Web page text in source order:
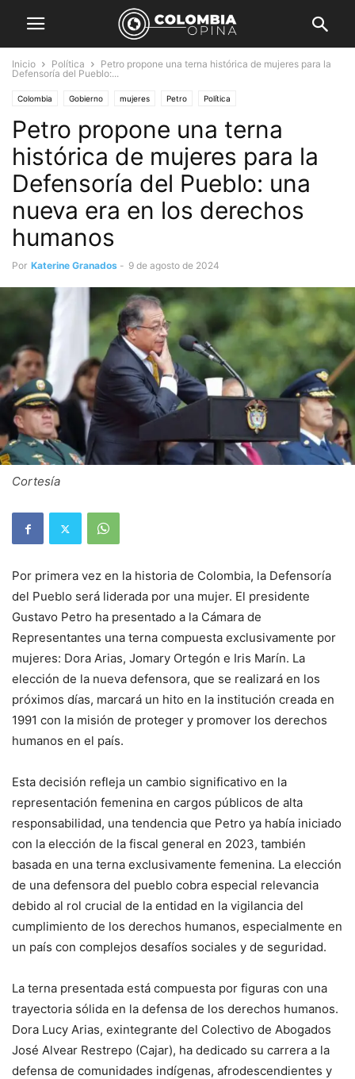
Inicio Política
Petro propone una terna histórica de mujeres para la
Defensoría del Pueblo:...
Colombia Gobierno mujeres Petro Política
Petro propone una terna
histórica de mujeres para la
Defensoría del Pueblo: una
nueva era en los derechos
humanos
Por Katerine Granados - 9 de agosto de 2024
Cortesía
Por primera vez en la historia de Colombia, la Defensoría
del Pueblo será liderada por una mujer. El presidente
Gustavo Petro ha presentado a la Cámara de
Representantes una terna compuesta exclusivamente por
mujeres: Dora Arias, Jomary Ortegón e Iris Marín. La
elección de la nueva defensora, que se realizará en los
próximos días, marcará un hito en la institución creada en
1991 con la misión de proteger y promover los derechos
humanos en el país.
Esta decisión refleja un cambio significativo en la
representación femenina en cargos públicos de alta
responsabilidad, una tendencia que Petro ya había iniciado
con la elección de la fiscal general en 2023, también
basada en una terna exclusivamente femenina. La elección
de una defensora del pueblo cobra especial relevancia
debido al rol crucial de la entidad en la vigilancia del
cumplimiento de los derechos humanos, especialmente en
un país con complejos desafíos sociales y de seguridad.
La terna presentada está compuesta por figuras con una
trayectoria sólida en la defensa de los derechos humanos.
Dora Lucy Arias, exintegrante del Colectivo de Abogados
José Alvear Restrepo (Cajar), ha dedicado su carrera a la
defensa de comunidades indígenas, afrodescendientes y